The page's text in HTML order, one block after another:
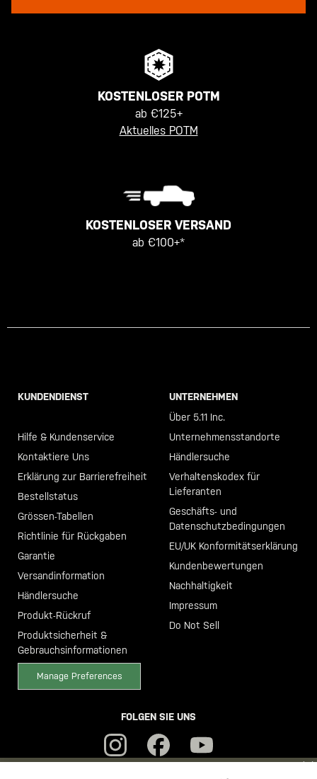
KOSTENLOSER POTM
ab €125+
Aktuelles POTM
KOSTENLOSER VERSAND
ab €100+*
KUNDENDIENST
Hilfe & Kundenservice
Kontaktiere Uns
Erklärung zur Barrierefreiheit
Bestellstatus
Grössen-Tabellen
Richtlinie für Rückgaben
Garantie
Versandinformation
Händlersuche
Produkt-Rückruf
Produktsicherheit &
Gebrauchsinformationen
Manage Preferences
UNTERNEHMEN
Über 5.11 Inc.
Unternehmensstandorte
Händlersuche
Verhaltenskodex für
Lieferanten
Geschäfts- und
Datenschutzbedingungen
EU/UK Konformitätserklärung
Kundenbewertungen
Nachhaltigkeit
Impressum
Do Not Sell
FOLGEN SIE UNS